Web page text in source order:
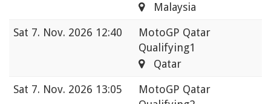
Malaysia
Sat 7. Nov. 2026 12:40
MotoGP Qatar
Qualifying1
Qatar
Sat 7. Nov. 2026 13:05
MotoGP Qatar